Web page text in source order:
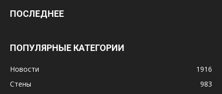
ПОСЛЕДНЕЕ
ПОПУЛЯРНЫЕ КАТЕГОРИИ
Новости
1916
Стены
983